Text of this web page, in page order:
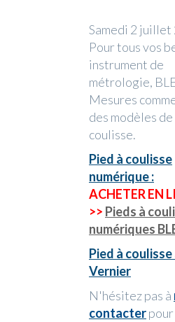
Samedi 2 juillet
Pour tous vos
instrument de
métrologie,
Mesures
des modèles
coulisse.
Pied à coulisse
numérique :
ACHETER EN
>> Pieds à
numériques
Pied à coulisse
Vernier
N'hésitez pas à
contacterpour